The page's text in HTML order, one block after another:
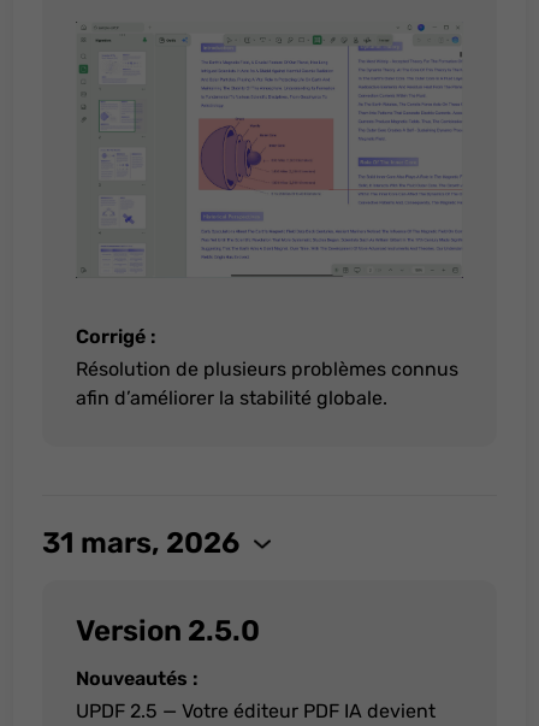
Corrigé :
Résolution de plusieurs problèmes connus
afin d’améliorer la stabilité globale.
31 mars, 2026
Version 2.5.0
Nouveautés :
UPDF 2.5 — Votre éditeur PDF IA devient